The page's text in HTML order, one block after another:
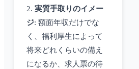
2. 実質手取りのイメー
ジ: 額面年収だけでな
く、福利厚生によって
将来どれくらいの備え
になるか、求人票の待